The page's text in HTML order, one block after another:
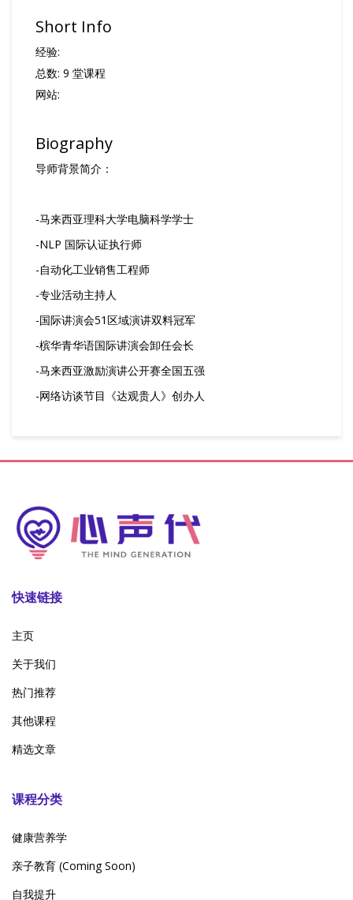
Short Info
经验:
总数: 9 堂课程
网站:
Biography
导师背景简介：
-马来西亚理科大学电脑科学学士
-NLP 国际认证执行师
-自动化工业销售工程师
-专业活动主持人
-国际讲演会51区域演讲双料冠军
-槟华青华语国际讲演会卸任会长
-马来西亚激励演讲公开赛全国五强
-网络访谈节目《达观贵人》创办人
快速链接
主页
关于我们
热门推荐
其他课程
精选文章
课程分类
健康营养学
亲子教育 (Coming Soon)
自我提升